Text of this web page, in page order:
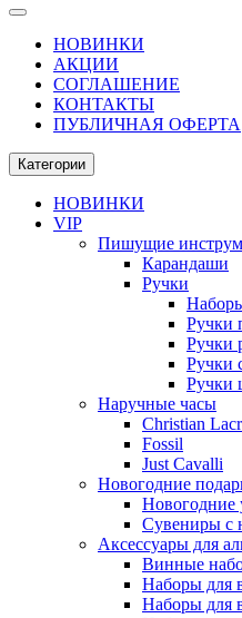
НОВИНКИ
АКЦИИ
СОГЛАШЕНИЕ
КОНТАКТЫ
ПУБЛИЧНАЯ ОФЕРТА
Категории
НОВИНКИ
VIP
Пишущие
Карандаши
Ручки
Ручки
Ручки
Ручки
Ручки
Наручные часы
Christian
Fossil
Just Cavalli
Новогодние
Новогодние
Сувениры с
Аксессуары для
Винные
Наборы для
Наборы для